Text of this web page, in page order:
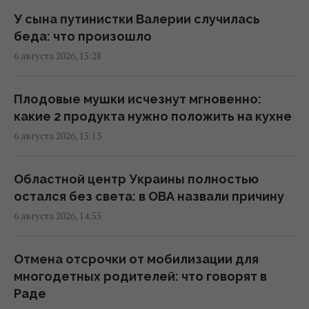
Перевод денег на карту становится
вызовом: какие необычные новации вводят
15:34 четверг, 06 августа 2026
Россия может использовать украинские
литовская разведка
15:33 четверг, 06 августа 2026
часа ночи: объяснение ученых
15:30 четверг, 06 августа 2026
У сына путинистки Валерии случилась
беда: что произошло
6 августа 2026, 15:28
Плодовые мушки исчезнут мгновенно:
какие 2 продукта нужно положить на кухне
6 августа 2026, 15:13
Областной центр Украины полностью
остался без света: в ОВА назвали причину
6 августа 2026, 14:55
Отмена отсрочки от мобилизации для
многодетных родителей: что говорят в
Раде